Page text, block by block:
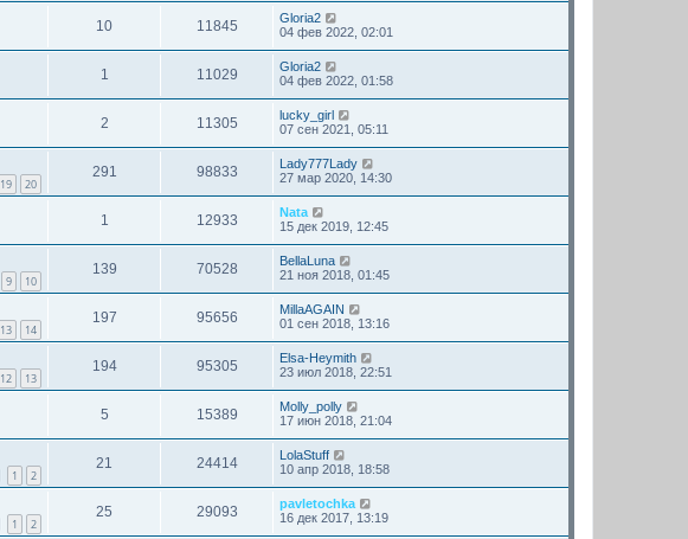
10 11845
Gloria2
04 фев 2022, 02:01
1 11029
Gloria2
04 фев 2022, 01:58
2 11305
lucky_girl
07 сен 2021, 05:11
19 20
291 98833
Lady777Lady
27 мар 2020, 14:30
1 12933
Nata
15 дек 2019, 12:45
9 10
139 70528
BellaLuna
21 ноя 2018, 01:45
13 14
197 95656
MillaAGAIN
01 сен 2018, 13:16
12 13
194 95305
Elsa-Heymith
23 июл 2018, 22:51
5 15389
Molly_polly
17 июн 2018, 21:04
1 2
21 24414
LolaStuff
10 апр 2018, 18:58
1 2
25 29093
pavletochka
16 дек 2017, 13:19